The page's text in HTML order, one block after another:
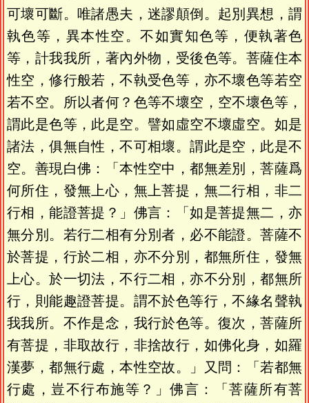
可壞可斷。唯諸愚夫，迷謬顛倒。起別異想，謂
執色等，異本性空。不如實知色等，便執著色
等，計我我所，著內外物，受後色等。菩薩住本
性空，修行般若，不執受色等，亦不壞色等若空
若不空。所以者何？色等不壞空，空不壞色等，
謂此是色等，此是空。譬如虛空不壞虛空。如是
諸法，俱無自性，不可相壞。謂此是空，此是不
空。善現白佛：「本性空中，都無差別，菩薩爲
何所住，發無上心，無上菩提，無二行相，非二
行相，能證菩提？」佛言：「如是菩提無二，亦
無分別。若行二相有分別者，必不能證。菩薩不
於菩提，行於二相，亦不分別，都無所住，發無
上心。於一切法，不行二相，亦不分別，都無所
行，則能趣證菩提。謂不於色等行，不緣名聲執
我我所。不作是念，我行於色等。復次，菩薩所
有菩提，非取故行，非捨故行，如佛化身，如羅
漢夢，都無行處，本性空故。」又問：「若都無
行處，豈不行布施等？」佛言：「菩薩所有菩